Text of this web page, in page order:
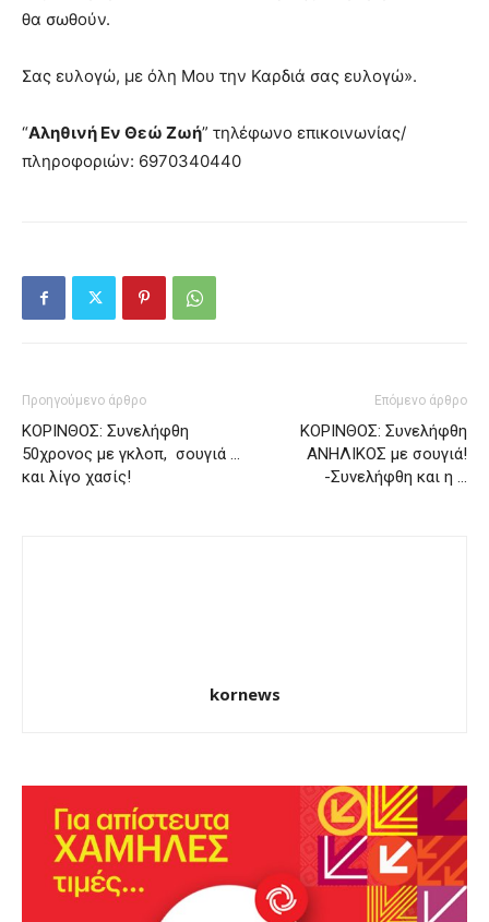
θα σωθούν.
Σας ευλογώ, με όλη Μου την Καρδιά σας ευλογώ».
“Αληθινή Εν Θεώ Ζωή” τηλέφωνο επικοινωνίας/
πληροφοριών: 6970340440
Προηγούμενο άρθρο
ΚΟΡΙΝΘΟΣ: Συνελήφθη
50χρονος με γκλοπ, σουγιά …
και λίγο χασίς!
Επόμενο άρθρο
ΚΟΡΙΝΘΟΣ: Συνελήφθη
ΑΝΗΛΙΚΟΣ με σουγιά!
-Συνελήφθη και η …
kornews